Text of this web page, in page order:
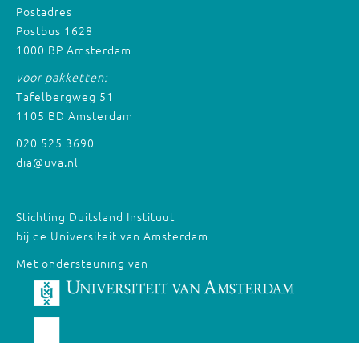
Postadres
Postbus 1628
1000 BP Amsterdam
voor pakketten:
Tafelbergweg 51
1105 BD Amsterdam
020 525 3690
dia@uva.nl
Stichting Duitsland Instituut
bij de Universiteit van Amsterdam
Met ondersteuning van